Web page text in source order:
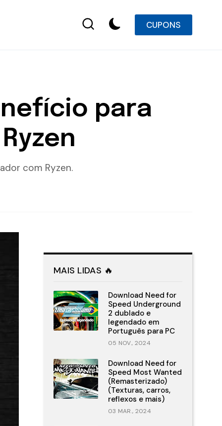
CUPONS
para
com Ryzen.
MAIS LIDAS 🔥
Download Need for
Speed Underground
2 dublado e
legendado em
Português para PC
05 NOV., 2024
Download Need for
Speed Most Wanted
(Remasterizado)
(Texturas, carros,
reflexos e mais)
03 MAR., 2024